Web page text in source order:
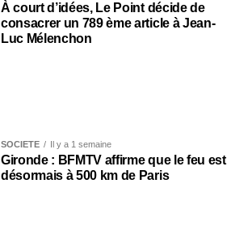
À court d’idées, Le Point décide de
consacrer un 789 ème article à Jean-
Luc Mélenchon
SOCIÉTÉ Il y a 1 semaine
Gironde : BFMTV affirme que le feu est
désormais à 500 km de Paris